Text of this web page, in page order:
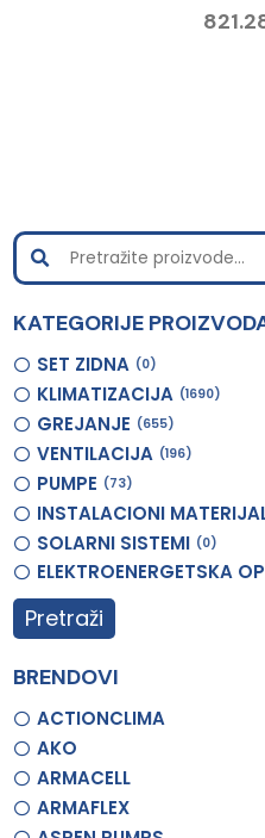
KATEGORIJE
SET ZIDNA 0
KLIMATIZACIJA 1690
GREJANJE 655
VENTILACIJA 196
PUMPE 73
INSTALACIONI
SOLARNI SISTEMI 0
ELEKTROENERGETSKA
Pretraži
BRENDOVI
ACTIONCLIMA
AKO
ARMACELL
ARMAFLEX